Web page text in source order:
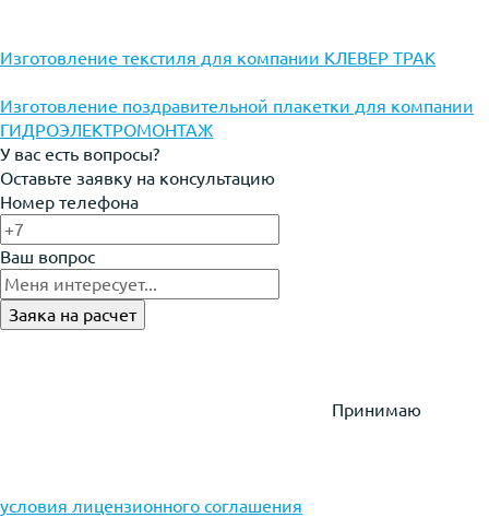
Изготовление текстиля для компании КЛЕВЕР ТРАК
Изготовление поздравительной плакетки для компании
ГИДРОЭЛЕКТРОМОНТАЖ
У вас есть вопросы?
Оставьте заявку на консультацию
Номер телефона
Ваш вопрос
Принимаю
условия лицензионного соглашения